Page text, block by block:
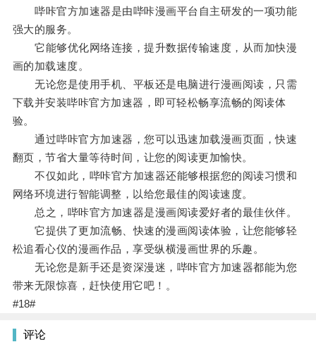
哔咔官方加速器是由哔咔漫画平台自主研发的一项功能
强大的服务。
它能够优化网络连接，提升数据传输速度，从而加快漫
画的加载速度。
无论您是使用手机、平板还是电脑进行漫画阅读，只需
下载并安装哔咔官方加速器，即可轻松畅享流畅的阅读体
验。
通过哔咔官方加速器，您可以迅速加载漫画页面，快速
翻页，节省大量等待时间，让您的阅读更加愉快。
不仅如此，哔咔官方加速器还能够根据您的阅读习惯和
网络环境进行智能调整，以给您最佳的阅读速度。
总之，哔咔官方加速器是漫画阅读爱好者的最佳伙伴。
它提供了更加流畅、快速的漫画阅读体验，让您能够轻
松追看心仪的漫画作品，享受纵横漫画世界的乐趣。
无论您是新手还是资深漫迷，哔咔官方加速器都能为您
带来无限惊喜，赶快使用它吧！。
#18#
评论